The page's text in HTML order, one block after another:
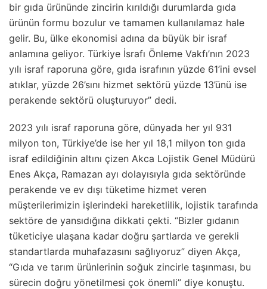
bir gıda ürününde zincirin kırıldığı durumlarda gıda
ürünün formu bozulur ve tamamen kullanılamaz hale
gelir. Bu, ülke ekonomisi adına da büyük bir israf
anlamına geliyor. Türkiye İsrafı Önleme Vakfı’nın 2023
yılı israf raporuna göre, gıda israfının yüzde 61’ini evsel
atıklar, yüzde 26’sını hizmet sektörü yüzde 13’ünü ise
perakende sektörü oluşturuyor” dedi.
2023 yılı israf raporuna göre, dünyada her yıl 931
milyon ton, Türkiye’de ise her yıl 18,1 milyon ton gıda
israf edildiğinin altını çizen Akca Lojistik Genel Müdürü
Enes Akça, Ramazan ayı dolayısıyla gıda sektöründe
perakende ve ev dışı tüketime hizmet veren
müşterilerimizin işlerindeki hareketlilik, lojistik tarafında
sektöre de yansıdığına dikkati çekti. “Bizler gıdanın
tüketiciye ulaşana kadar doğru şartlarda ve gerekli
standartlarda muhafazasını sağlıyoruz” diyen Akça,
“Gıda ve tarım ürünlerinin soğuk zincirle taşınması, bu
sürecin doğru yönetilmesi çok önemli” diye konuştu.